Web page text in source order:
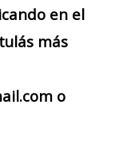
en el
más
o